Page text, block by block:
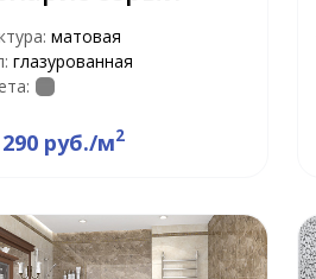
матовая
глазурованная
руб./м2